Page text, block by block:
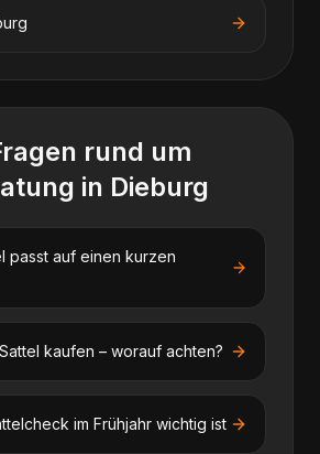
rund um
in Dieburg
passt auf einen kurzen
kaufen – worauf achten?
im Frühjahr wichtig ist